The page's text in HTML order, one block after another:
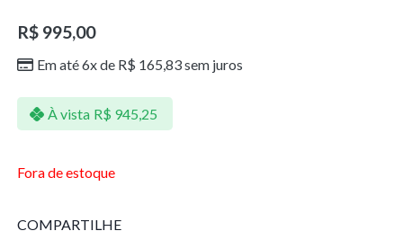
R$995,00
Em até 6x de R$ 165,83sem juros
À vista R$ 945,25
Fora de estoque
COMPARTILHE